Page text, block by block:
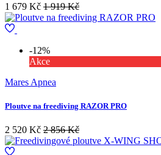
1 679 Kč 1 919 Kč
-12%
Akce
Mares Apnea
Ploutve na freediving RAZOR PRO
2 520 Kč 2 856 Kč